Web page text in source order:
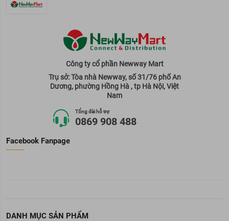
Công ty cổ phần Newway Mart
Trụ sở: Tòa nhà Newway, số 31/76 phố An
Dương, phường Hồng Hà , tp Hà Nội, Việt
Nam
Tổng đài hỗ trợ
0869 908 488
Facebook Fanpage
DANH MỤC SẢN PHẨM